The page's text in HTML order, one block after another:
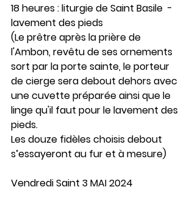
18 heures : liturgie de Saint Basile  -
lavement des pieds
(Le prêtre après la prière de
l'Ambon, revêtu de ses ornements
sort par la porte sainte, le porteur
de cierge sera debout dehors avec
une cuvette préparée ainsi que le
linge qu'il faut pour le lavement des
pieds.
Les douze fidèles choisis debout
s’essayeront au fur et à mesure)
Vendredi Saint 3 MAI 2024